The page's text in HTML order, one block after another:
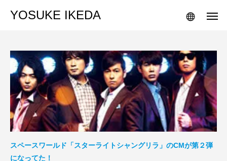
YOSUKE IKEDA
スペースワールド「スターライトシャングリラ」のCMが第２弾
になってた！